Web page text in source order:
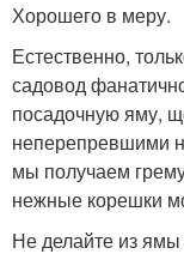
Хорошего в меру.
Естественно,
садовод
посадочную яму,
неперепревшими
мы получаем
нежные корешки
Не делайте из ямы